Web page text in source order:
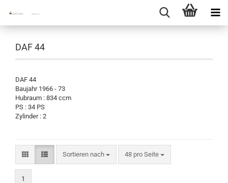
DAF 44
DAF 44
Baujahr 1966 - 73
Hubraum : 834 ccm
PS : 34 PS
Zylinder : 2
Sortieren nach
Sortieren nach 48 pro Seite
pro Seite
1